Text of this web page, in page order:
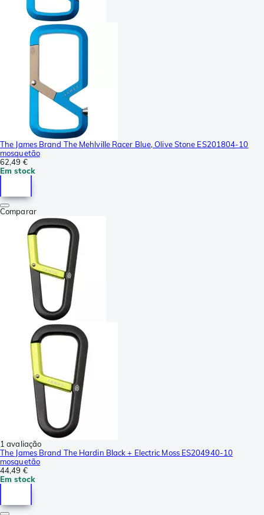
The James Brand The Mehlville Racer Blue, Olive Stone ES201804-10
mosquetão
62,49 €
Em stock
Comparar
1 avaliação
The James Brand The Hardin Black + Electric Moss ES204940-10
mosquetão
44,49 €
Em stock